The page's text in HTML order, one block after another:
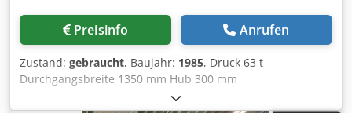
Preisinfo Anrufen
Zustand: gebraucht, Baujahr: 1985, Druck 63 t
Durchgangsbreite 1350 mm Hub 300 mm
Gesamtleistungsbedarf 16 kW Maschinengewicht ca. 10 t